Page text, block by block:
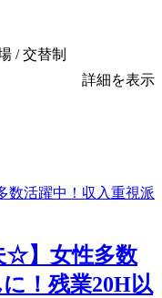
/ 交替制
詳細を表示
☆】女性多数
！残業20H以